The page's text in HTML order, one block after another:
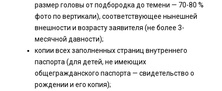
размер головы от подбородка до темени — 70-80 %
фото по вертикали), соответствующее нынешней
внешности и возрасту заявителя (не более 3-
месячной давности);
копии всех заполненных страниц внутреннего
паспорта (для детей, не имеющих
общегражданского паспорта — свидетельство о
рождении и его копия);